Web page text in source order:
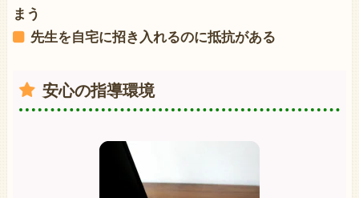
まう
先生を自宅に招き入れるのに抵抗がある
安心の指導環境